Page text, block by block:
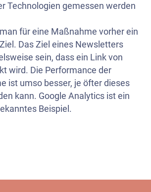
Technologien gemessen werden
für eine Maßnahme vorher ein
Das Ziel eines Newsletters
sein, dass ein Link von
wird. Die Performance der
ist umso besser, je öfter dieses
kann. Google Analytics ist ein
Beispiel.